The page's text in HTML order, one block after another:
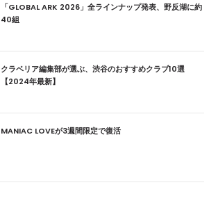
「GLOBAL ARK 2026」全ラインナップ発表、野反湖に約
40組
クラベリア編集部が選ぶ、渋谷のおすすめクラブ10選
【2024年最新】
MANIAC LOVEが3週間限定で復活